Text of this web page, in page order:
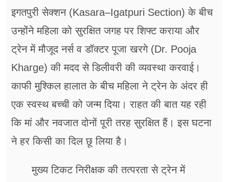
इगतपुरी सेक्शन (Kasara–Igatpuri Section) के बीच
उन्होंने महिला को सुरक्षित जगह पर शिफ्ट कराया और
ट्रेन में मौजूद नर्स व डॉक्टर पूजा खरगे (Dr. Pooja
Kharge) की मदद से डिलीवरी की व्यवस्था करवाई।
काफी मुश्किल हालात के बीच महिला ने ट्रेन के अंदर ही
एक स्वस्थ बच्ची को जन्म दिया। राहत की बात यह रही
कि मां और नवजात दोनों पूरी तरह सुरक्षित हैं। इस घटना
ने हर किसी का दिल छू लिया है।
मुख्य टिकट निरीक्षक की तत्परता से ट्रेन में